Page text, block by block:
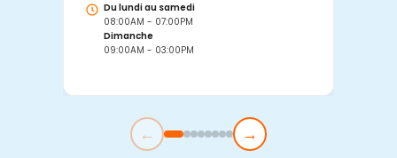
Du lundi au samedi
08:00AM - 07:00PM
Dimanche
09:00AM - 03:00PM
← →